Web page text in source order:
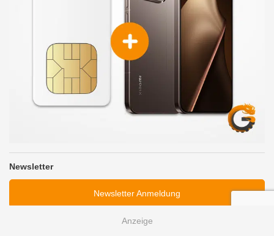
Newsletter
Newsletter Anmeldung